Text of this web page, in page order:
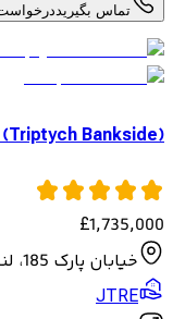
تماس بگیرید
Bankside)
£1,735,000
خیابان پارک 185، لندن SE1 9EA
JTRE